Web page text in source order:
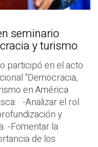
seminario
y turismo
participó en el acto
“Democracia,
en América
-Analizar el rol
y
-Fomentar la
de los